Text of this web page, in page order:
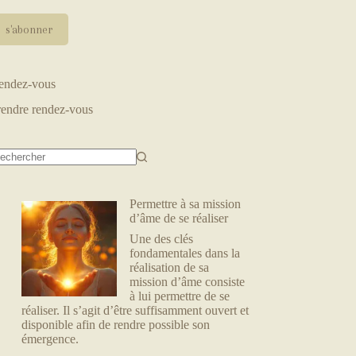
vous
rendez-vous
Permettre à sa mission
d’âme de se réaliser
Une des clés
fondamentales dans la
réalisation de sa
mission d’âme consiste
à lui permettre de se
réaliser. Il s’agit d’être suffisamment ouvert et
disponible afin de rendre possible son
émergence.